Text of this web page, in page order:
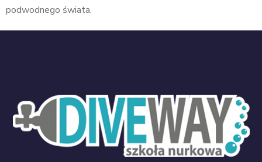
podwodnego świata.